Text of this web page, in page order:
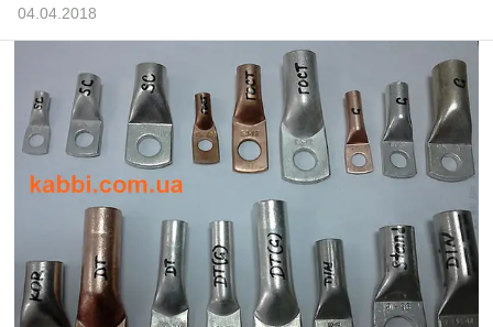
04.04.2018